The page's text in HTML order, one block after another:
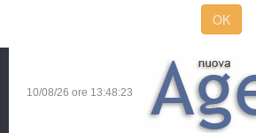
OK
10/08/26 ore 13:48:24